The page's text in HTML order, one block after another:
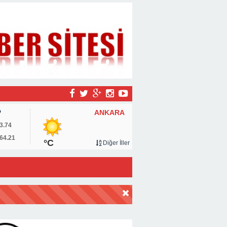
ANKARA
°C Diğer İller